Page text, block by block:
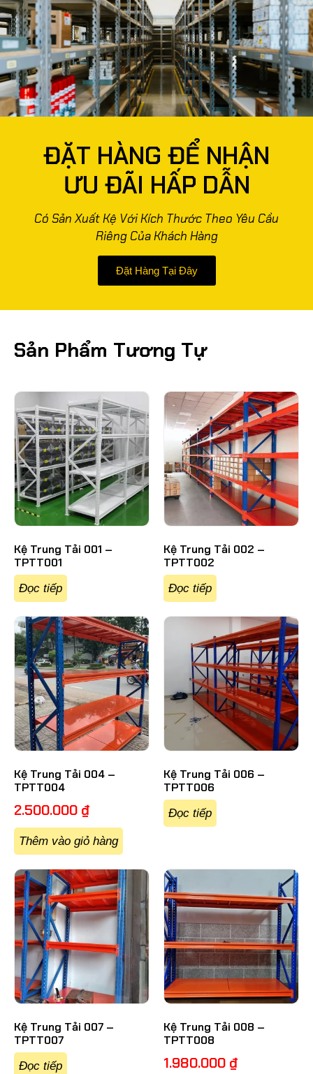
ĐẶT HÀNG ĐỂ NHẬN
ƯU ĐÃI HẤP DẪN
Có Sản Xuất Kệ Với Kích Thước Theo Yêu Cầu
Riêng Của Khách Hàng
Đặt Hàng Tại Đây
Sản Phẩm Tương Tự
Kệ Trung Tải 001 –
TPTT001
Đọc tiếp
Kệ Trung Tải 002 –
TPTT002
Đọc tiếp
Kệ Trung Tải 004 –
TPTT004
2.500.000 ₫
Thêm vào giỏ hàng
Kệ Trung Tải 006 –
TPTT006
Đọc tiếp
Kệ Trung Tải 007 –
TPTT007
Đọc tiếp
Kệ Trung Tải 008 –
TPTT008
1.980.000 ₫